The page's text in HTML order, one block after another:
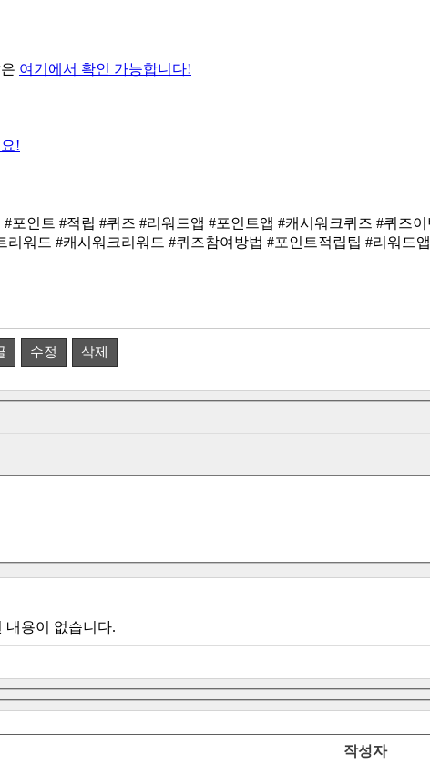
여기에서 확인 가능합니다!
!
수정 삭제
내용이 없습니다.
작성자